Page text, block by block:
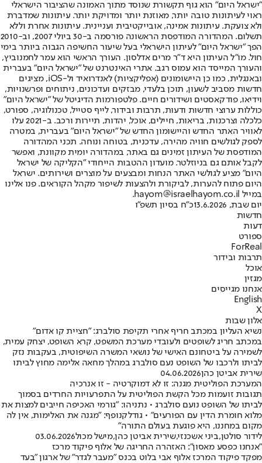
"ישראל היום" הוא גוף תקשורת שנוסד מתוך האמונה שהציבור הישראלי
ראוי לעיתונות טובה יותר, מאוזנת יותר ומדויקת יותר. עיתונות שמדברת
ולא צועקת. עיתונות אמינה, אובייקטיבית ועניינית. עיתונות אחרת וללא
תשלום. המהדורה המודפסת הראשונה פורסמה ב-30 ביולי 2007, וב-2010
הפך "ישראל היום" לעיתון הישראלי בעל שיעור החשיפה הגבוה ביותר בימי
חול. מו"ל העיתון היא ד"ר מרים אדלסון. העורך הראשי הוא עמר לחמנוביץ,
והעורך המייסד הוא עמוס רגב. אתרי האינטרנט של "ישראל היום" בעברית
ובאנגלית, כמו כן היישומונים (אפליקציות) לאנדרואיד ול-iOS, מציגים
חדשות מסביב לשעון, תוכן בלעדי, מבזקים ועדכונים, ניתוחים ופרשנויות,
וידיאו, פודקאסטים ושידורים חיים. פלטפורמות הדיגיטל של "ישראל היום"
כוללות ערוצי חדשות ודעות, תרבות ובידור, לייף סטייל, טכנולוגיה, ספורט,
כלכלה וצרכנות, בריאות, חיילים, אוכל, יהדות, תיירות ורכב. ב-2021 עלו
לאוויר האתר החדש והיישומון החדש של "ישראל היום" בעברית, במטרה
לספק לגולשים חוויה מהירה, עדכנית, בטוחה ונוחה. תכני המהדורה
המודפסת של העיתון זמינים גם באתר, במהדורה יומית מקוונת, ואפשר
לקבל אותם גם בניוזלטר. מועדון ההטבות הייחודי "הקליקה של ישראל
היום" מציע לגולשי האתר הנחות ומבצעים על מוצרים ושירותים. ישראל
היום פתוח להערות, לביקורת ולהצעות לשיפור מקהל הקוראים. פנו אלינו
במייל hayom@israelhayom.co.il.
יום שבת, 13.6.2026
כ"ח בסיון תשפ"ו
חדשות
דעות
ספורט
ForReal
תרבות ובידור
אוכל
מגזין
אנחנו מגייסים
English
X
אלון שבות
נשיא העליון במכתב חריף אחרי תקיפת סולברג: "חציית קו אדום"
במכתב חריג לשופטים ולעובדי מערכת המשפט, קרא השופט, יצחק עמית,
לשמירה על ביטחונם האישי של נושאי המשרה השיפוטית, בעקבות נזק
לביתו ולרכבו של השופט נעם סולברג במהלך מחאה אלימה מחוץ לביתו
שירית אביטן כהן04.06.2026
המערכת הפוליטית מגנה: זו לא דמוקרטיה - זו אנרכיה
תגובות זועמות מכל הקשת הפוליטית על התפרעויות החרדים בסמוך
לביתו של השופט נועם סולברג • נתניהו: "גורמי האכיפה חייבים למצות את
מלוא חומרת הדין עם הפורעים" • גודלקנופף: "מגנה את האלימות, אין לה
מקום במחננו, היא פוגעת בעולם התורה"
לידור סולטן,ביני אשכנזי,שירית אביטן כהן,מישל מכול03.06.2026
"אנחנו כפסע מאסון": האזהרה החריגה של אלוף פיקוד מרכז
מפקד פיקוד המרכז אלוף אבי בלוט בכנס "מעבר לגדר" של ארגון "בעד